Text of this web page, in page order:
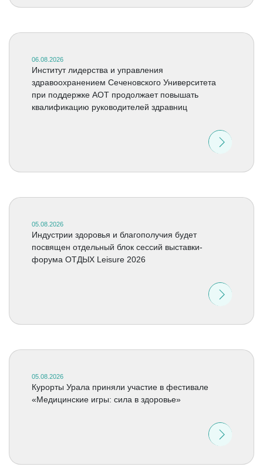
06.08.2026
Институт лидерства и управления
здравоохранением Сеченовского Университета
при поддержке АОТ продолжает повышать
квалификацию руководителей здравниц
05.08.2026
Индустрии здоровья и благополучия будет
посвящен отдельный блок сессий выставки-
форума ОТДЫХ Leisure 2026
05.08.2026
Курорты Урала приняли участие в фестивале
«Медицинские игры: сила в здоровье»